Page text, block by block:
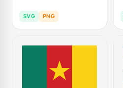
SVG PNG